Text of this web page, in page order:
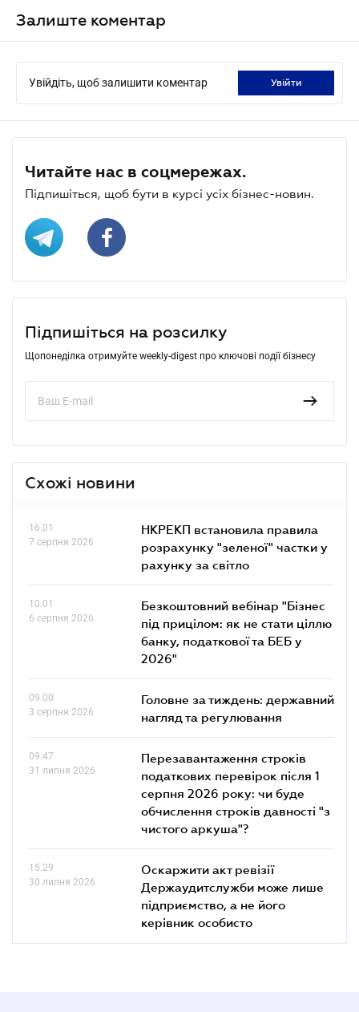
Залиште коментар
Увійдіть, щоб залишити коментар увійти
Читайте нас в соцмережах.
Підпишіться, щоб бути в курсі усіх бізнес-новин.
Підпишіться на розсилку
Щопонеділка отримуйте weekly-digest про ключові події бізнесу
Схожі новини
16.01
7 серпня 2026
НКРЕКП встановила правила
розрахунку "зеленої" частки у
рахунку за світло
10.01
6 серпня 2026
Безкоштовний вебінар "Бізнес
під прицілом: як не стати ціллю
банку, податкової та БЕБ у
2026"
09.00
3 серпня 2026
Головне за тиждень: державний
нагляд та регулювання
09.47
31 липня 2026
Перезавантаження строків
податкових перевірок після 1
серпня 2026 року: чи буде
обчислення строків давності "з
чистого аркуша"?
15.29
30 липня 2026
Оскаржити акт ревізії
Держаудитслужби може лише
підприємство, а не його
керівник особисто